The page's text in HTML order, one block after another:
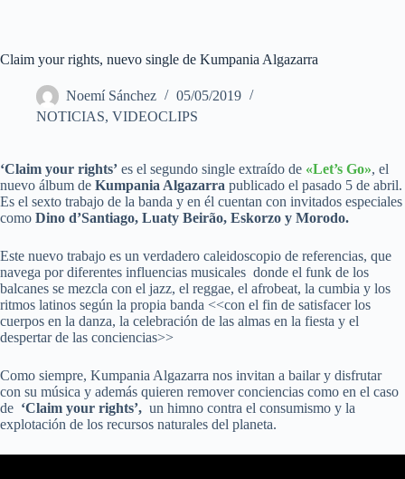
Claim your rights, nuevo single de Kumpania Algazarra
Noemí Sánchez
05/05/2019
NOTICIAS, VIDEOCLIPS
‘Claim your rights’ es el segundo single extraído de «Let’s Go», el
nuevo álbum de Kumpania Algazarra publicado el pasado 5 de abril.
Es el sexto trabajo de la banda y en él cuentan con invitados especiales
como Dino d’Santiago, Luaty Beirão, Eskorzo y Morodo.
Este nuevo trabajo es un verdadero caleidoscopio de referencias, que
navega por diferentes influencias musicales donde el funk de los
balcanes se mezcla con el jazz, el reggae, el afrobeat, la cumbia y los
ritmos latinos según la propia banda <<con el fin de satisfacer los
cuerpos en la danza, la celebración de las almas en la fiesta y el
despertar de las conciencias>>
Como siempre, Kumpania Algazarra nos invitan a bailar y disfrutar
con su música y además quieren remover conciencias como en el caso
de ‘Claim your rights’, un himno contra el consumismo y la
explotación de los recursos naturales del planeta.